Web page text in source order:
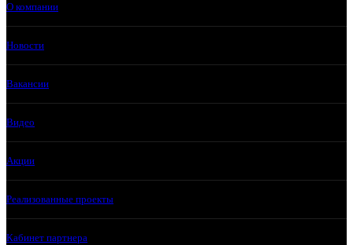
О компании
Новости
Вакансии
Видео
Акции
Реализованные проекты
Кабинет партнера